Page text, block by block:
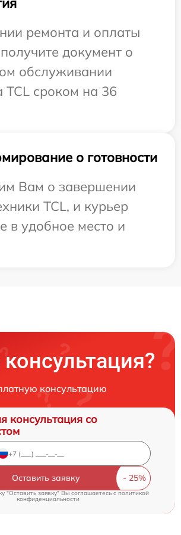
ремонта и оплаты
документ о
обслуживании
TCL сроком на 36
о готовности
Вам о завершении
TCL, и курьер
в удобное место и
консультацию
консультация со
Оставить заявку
"Оставить заявку" Вы соглашаетесь cполитикой
конфиденциальности